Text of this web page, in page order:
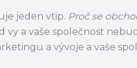
jeden vtip. Proč se
vy a vaše společnost
a vývoje a vaše